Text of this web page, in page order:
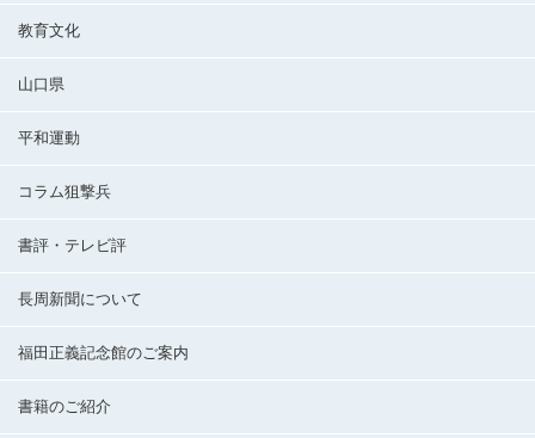
教育文化
山口県
平和運動
コラム狙撃兵
書評・テレビ評
長周新聞について
福田正義記念館のご案内
書籍のご紹介